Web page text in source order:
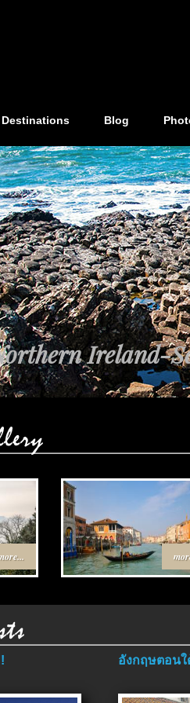
Destinations Blog
Ireland-
อังกฤษตอนใ